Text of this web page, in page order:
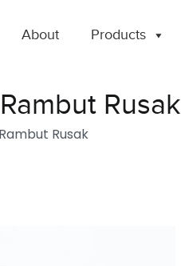
About Products
Rusak
Rusak